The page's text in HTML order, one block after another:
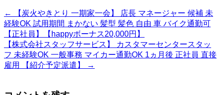
←
【炭火やきとり 一期家一会】 店長 マネージャー 候補 未
経験OK 試用期間 まかない 髪型 髪色 自由 車 バイク通勤可
【正社員】【happyボーナス20,000円】
【株式会社スタッフサービス】 カスタマーセンタースタッ
フ 未経験OK 一般事務 マイカー通勤OK 1ヵ月後 正社員 直接
雇用 【紹介予定派遣】
→